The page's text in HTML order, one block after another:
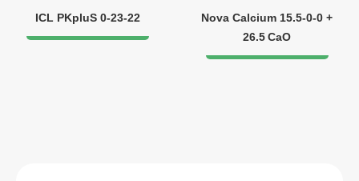
ICL PKpluS 0-23-22
Nova Calcium 15.5‑0‑0 +
26.5 CaO